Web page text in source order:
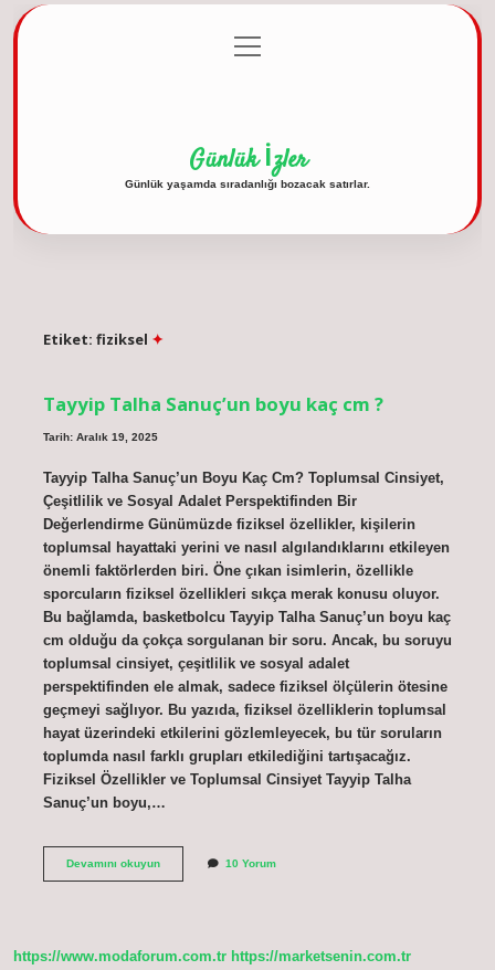
Gizlilik Politikası
menüyü
aç
Günlük İzler
Günlük yaşamda sıradanlığı bozacak satırlar.
Etiket: fiziksel
Tayyip Talha Sanuç’un boyu kaç cm ?
Tarih: Aralık 19, 2025
Tayyip Talha Sanuç’un Boyu Kaç Cm? Toplumsal Cinsiyet,
Çeşitlilik ve Sosyal Adalet Perspektifinden Bir
Değerlendirme Günümüzde fiziksel özellikler, kişilerin
toplumsal hayattaki yerini ve nasıl algılandıklarını etkileyen
önemli faktörlerden biri. Öne çıkan isimlerin, özellikle
sporcuların fiziksel özellikleri sıkça merak konusu oluyor.
Bu bağlamda, basketbolcu Tayyip Talha Sanuç’un boyu kaç
cm olduğu da çokça sorgulanan bir soru. Ancak, bu soruyu
toplumsal cinsiyet, çeşitlilik ve sosyal adalet
perspektifinden ele almak, sadece fiziksel ölçülerin ötesine
geçmeyi sağlıyor. Bu yazıda, fiziksel özelliklerin toplumsal
hayat üzerindeki etkilerini gözlemleyecek, bu tür soruların
toplumda nasıl farklı grupları etkilediğini tartışacağız.
Fiziksel Özellikler ve Toplumsal Cinsiyet Tayyip Talha
Sanuç’un boyu,…
Devamını okuyunTayyip
?
10 Yorum
https://www.modaforum.com.tr https://marketsenin.com.tr